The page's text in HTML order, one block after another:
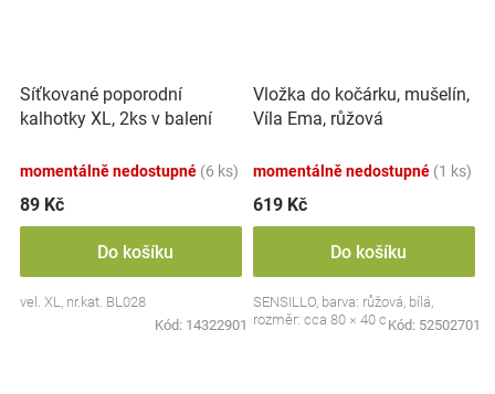
Síťkované poporodní
kalhotky XL, 2ks v balení
momentálně nedostupné (6 ks)
89 Kč
Do košíku
vel. XL, nr.kat. BL028
Kód: 14322901
Vložka do kočárku, mušelín,
Víla Ema, růžová
momentálně nedostupné (1 ks)
619 Kč
Do košíku
SENSILLO, barva: růžová, bílá,
rozměr: cca 80 × 40 cmKód: 52502701